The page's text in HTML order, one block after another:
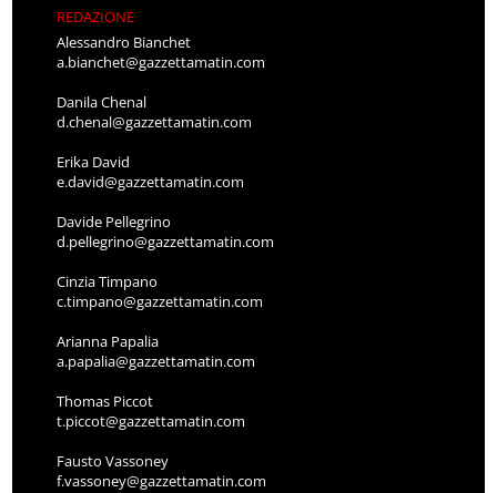
REDAZIONE
Alessandro Bianchet
a.bianchet@gazzettamatin.com
Danila Chenal
d.chenal@gazzettamatin.com
Erika David
e.david@gazzettamatin.com
Davide Pellegrino
d.pellegrino@gazzettamatin.com
Cinzia Timpano
c.timpano@gazzettamatin.com
Arianna Papalia
a.papalia@gazzettamatin.com
Thomas Piccot
t.piccot@gazzettamatin.com
Fausto Vassoney
f.vassoney@gazzettamatin.com